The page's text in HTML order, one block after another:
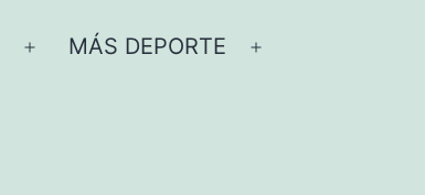
Abrir
MÁS DEPORTE